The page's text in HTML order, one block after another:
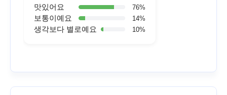
맛있어요 76%
보통이예요 14%
생각보다 별로예요 10%